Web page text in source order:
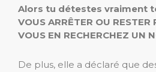
Alors tu détestes vraiment
VOUS ARRÊTER OU RESTER
VOUS EN RECHERCHEZ UN
De plus, elle a déclaré que